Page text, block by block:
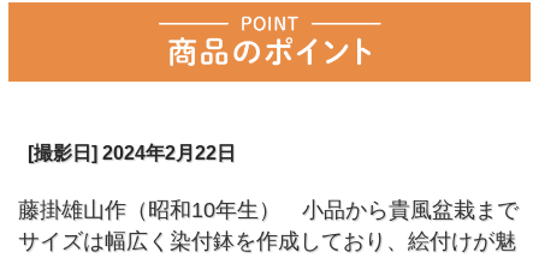
[撮影日] 2024年2月22日
藤掛雄山作（昭和10年生） 小品から貴風盆栽まで
サイズは幅広く染付鉢を作成しており、絵付けが魅